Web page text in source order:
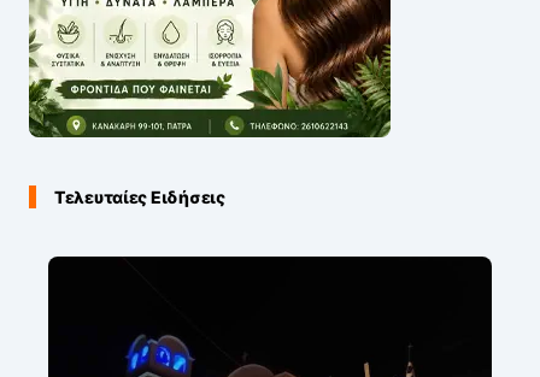
Τελευταίες Ειδήσεις